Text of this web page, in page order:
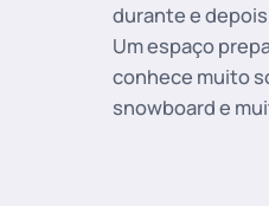
durante e
Um espaço
conhece muito
snowboard e